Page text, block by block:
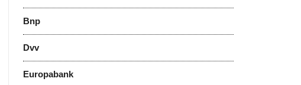
Bnp
Dvv
Europabank